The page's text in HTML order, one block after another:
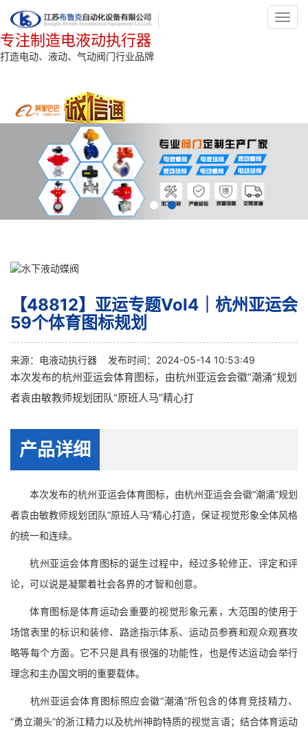
专注制造电液动执行器
打造电动、液动、气动阀门行业品牌
【48812】亚运专题Vol4｜杭州亚运会
59个体育图标规划
来源： 电液动执行器 发布时间：2024-05-14 10:53:49
本次发布的杭州亚运会体育图标，由杭州亚运会会徽“潮涌”规划
者袁由敏教师规划团队“原班人马”精心打
产品详细
本次发布的杭州亚运会体育图标，由杭州亚运会会徽“潮涌”规划
者袁由敏教师规划团队“原班人马”精心打造，保证视觉形象全体风格
的统一和连续。
杭州亚运会体育图标的诞生过程中，经过多轮修正、评定和评
论，可以说是凝聚着社会各界的才智和创意。
体育图标是体育运动会重要的视觉形象元素，大范围的使用于
场馆表里的标识和装修、路途指示体系、运动员参赛和观众观赛攻
略等每个方面。它不只是具有很强的功能性，也是传达运动会举行
理念和主办国文明的重要载体。
杭州亚运会体育图标照应会徽“潮涌”所包含的体育竞技精力、
“勇立潮头”的浙江精力以及杭州神韵特质的视觉言语；结合体育运动